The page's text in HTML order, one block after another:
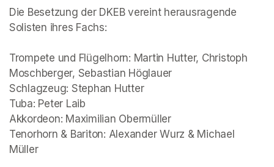
Die Besetzung der DKEB vereint herausragende
Solisten ihres Fachs:
Trompete und Flügelhorn: Martin Hutter, Christoph
Moschberger, Sebastian Höglauer
Schlagzeug: Stephan Hutter
Tuba: Peter Laib
Akkordeon: Maximilian Obermüller
Tenorhorn & Bariton: Alexander Wurz & Michael
Müller